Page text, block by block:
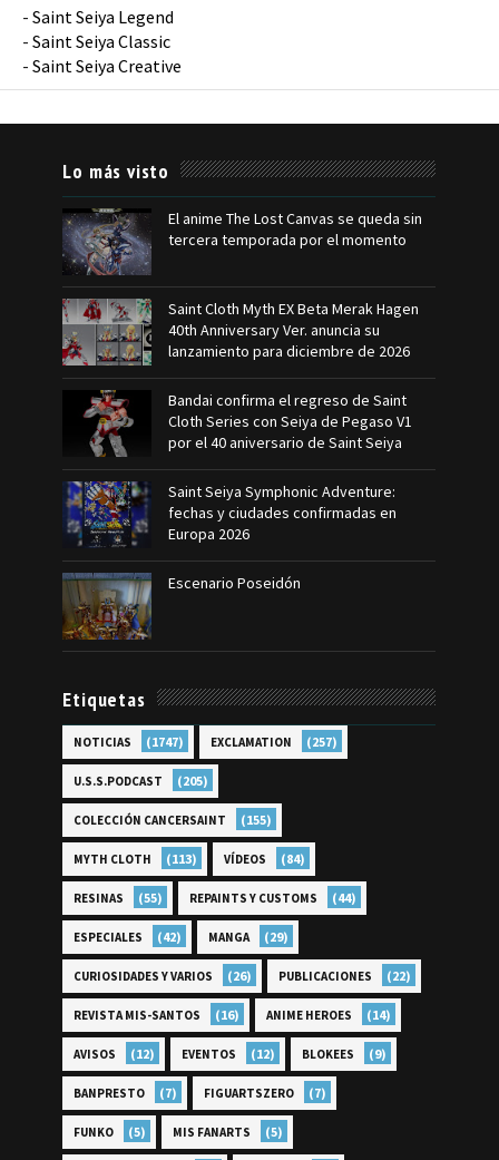
- Saint Seiya Legend
- Saint Seiya Classic
- Saint Seiya Creative
Lo más visto
El anime The Lost Canvas se queda sin
tercera temporada por el momento
Saint Cloth Myth EX Beta Merak Hagen
40th Anniversary Ver. anuncia su
lanzamiento para diciembre de 2026
Bandai confirma el regreso de Saint
Cloth Series con Seiya de Pegaso V1
por el 40 aniversario de Saint Seiya
Saint Seiya Symphonic Adventure:
fechas y ciudades confirmadas en
Europa 2026
Escenario Poseidón
Etiquetas
NOTICIAS (1747) EXCLAMATION (257)
U.S.S.PODCAST (205)
COLECCIÓN CANCERSAINT (155)
MYTH CLOTH (113) VÍDEOS (84)
RESINAS (55) REPAINTS Y CUSTOMS (44)
ESPECIALES (42) MANGA (29)
CURIOSIDADES Y VARIOS (26) PUBLICACIONES (22)
REVISTA MIS-SANTOS (16) ANIME HEROES (14)
AVISOS (12) EVENTOS (12) BLOKEES (9)
BANPRESTO (7) FIGUARTSZERO (7)
FUNKO (5) MIS FANARTS (5)